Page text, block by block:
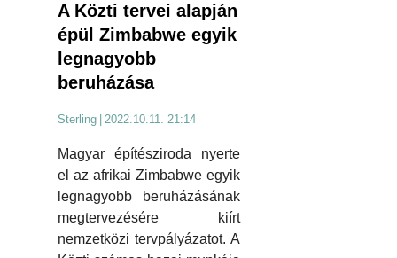
A Közti tervei alapján
épül Zimbabwe egyik
legnagyobb
beruházása
Sterling 2022.10.11. 21:14
Magyar építésziroda nyerte
el az afrikai Zimbabwe egyik
legnagyobb beruházásának
megtervezésére kiírt
nemzetközi tervpályázatot. A